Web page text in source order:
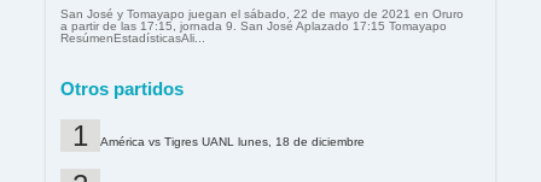
San José y Tomayapo juegan el sábado, 22 de mayo de 2021 en Oruro
a partir de las 17:15, jornada 9. San José Aplazado 17:15 Tomayapo
ResúmenEstadísticasAli...
Otros partidos
América vs Tigres UANL lunes, 18 de diciembre